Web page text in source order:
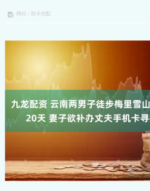
网站：联丰优配